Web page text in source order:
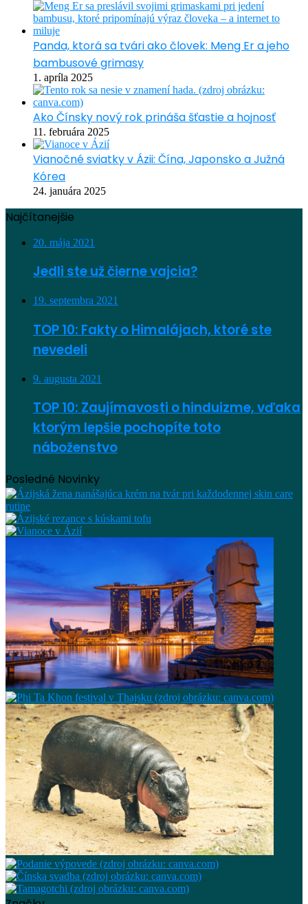
Panda, ktorá sa tvári ako človek: Meng Er a jeho
bambusové grimasy
1. apríla 2025
Ako Čínsky nový rok prináša šťastie a hojnosť
11. februára 2025
Vianočné sviatky v Ázii: Čína, Japonsko a Južná
Kórea
24. januára 2025
Najčítanejšie
20. mája 2021
Jedli ste už čierne vajcia?
19. septembra 2021
TOP 10: Fakty o Himalájach, ktoré ste
nevedeli
9. augusta 2021
TOP 10: Zaujímavosti o hinduizme, vďaka
ktorým lepšie pochopíte toto
náboženstvo
Posledné Novinky